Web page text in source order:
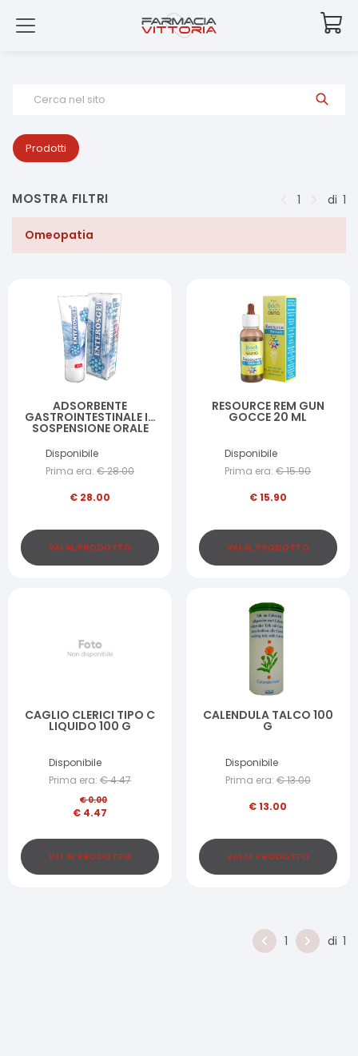
Cerca nel sito
Prodotti
MOSTRA FILTRI 1 di 1
Omeopatia
ADSORBENTE
GASTROINTESTINALE IN
SOSPENSIONE ORALE
Disponibile
Prima era: €28.00
€ 28.00
VAI AL PRODOTTO
RESOURCE REM GUN
GOCCE 20 ML
Disponibile
Prima era: €15.90
€15.90
VAI AL PRODOTTO
CAGLIO CLERICI TIPO C
LIQUIDO 100 G
Disponibile
Prima era: €4.47
€0.00
€ 4.47
VAI AL PRODOTTO
CALENDULA TALCO 100
G
Disponibile
Prima era: €13.00
€13.00
VAI AL PRODOTTO
1 di 1